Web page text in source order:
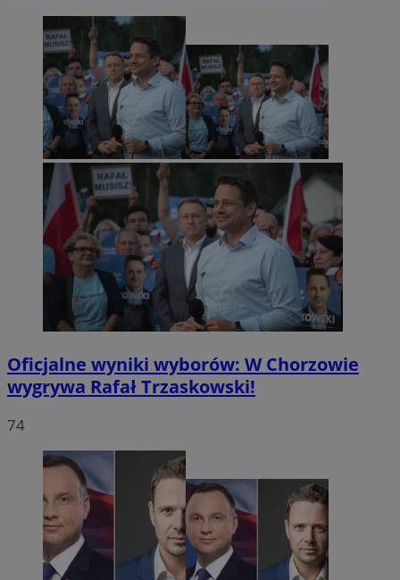
Oficjalne wyniki wyborów: W Chorzowie
wygrywa Rafał Trzaskowski!
74